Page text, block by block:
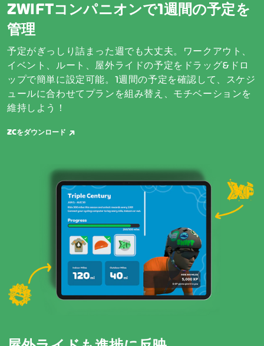
ZWIFTコンパニオンで1週間の予定を
管理
予定がぎっしり詰まった週でも大丈夫。ワークアウト、
イベント、ルート、屋外ライドの予定をドラッグ&ドロ
ップで簡単に設定可能。1週間の予定を確認して、スケジ
ュールに合わせてプランを組み替え、モチベーションを
維持しよう！
ZCをダウンロード